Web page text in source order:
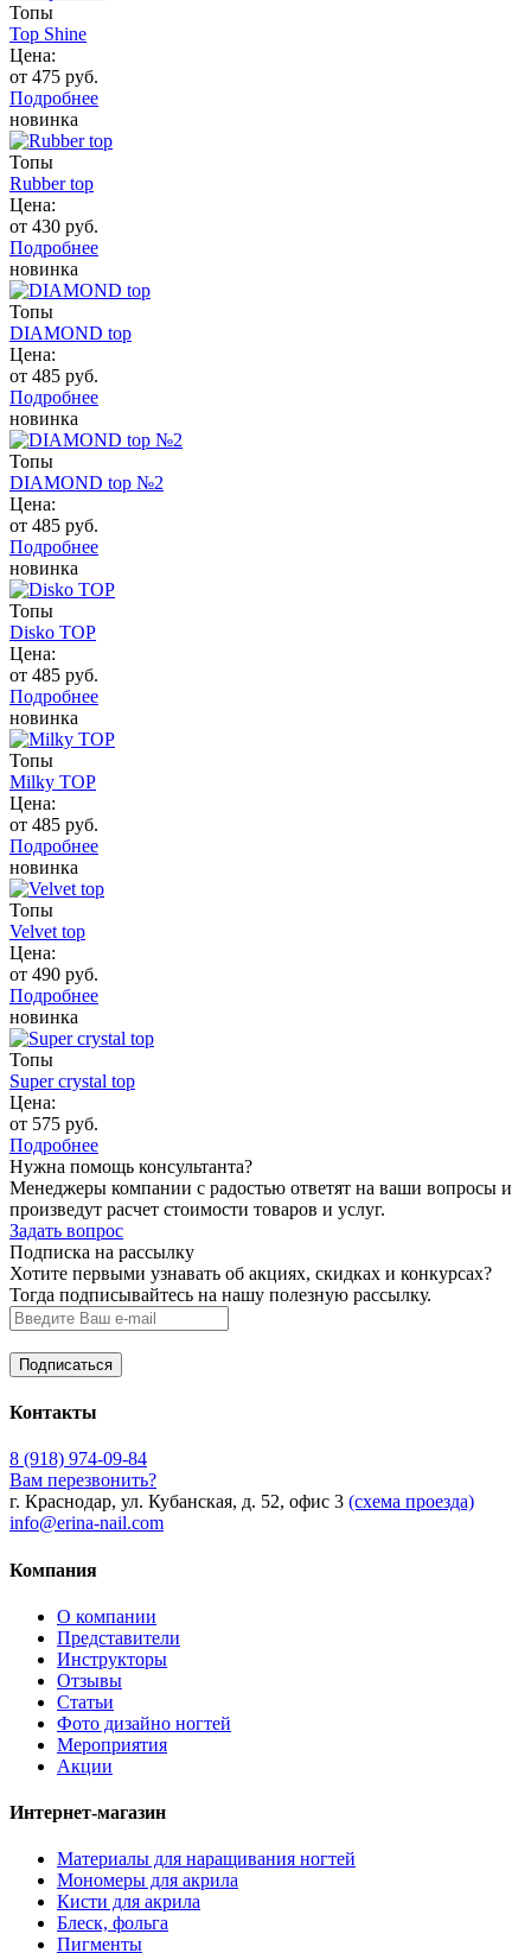
Топы
Top Shine
Цена:
от 475 руб.
Подробнее
новинка
Топы
Rubber top
Цена:
от 430 руб.
Подробнее
новинка
Топы
DIAMOND top
Цена:
от 485 руб.
Подробнее
новинка
Топы
DIAMOND top №2
Цена:
от 485 руб.
Подробнее
новинка
Топы
Disko TOP
Цена:
от 485 руб.
Подробнее
новинка
Топы
Milky TOP
Цена:
от 485 руб.
Подробнее
новинка
Топы
Velvet top
Цена:
от 490 руб.
Подробнее
новинка
Топы
Super crystal top
Цена:
от 575 руб.
Подробнее
Нужна помощь консультанта?
Менеджеры компании с радостью ответят на ваши вопросы и
произведут расчет стоимости товаров и услуг.
Задать вопрос
Подписка на рассылку
Хотите первыми узнавать об акциях, скидках и конкурсах?
Тогда подписывайтесь на нашу полезную рассылку.
Контакты
8 (918) 974-09-84
Вам перезвонить?
г. Краснодар, ул. Кубанская, д. 52, офис 3 (схема проезда)
info@erina-nail.com
Компания
О компании
Представители
Инструкторы
Отзывы
Статьи
Фото дизайно ногтей
Мероприятия
Акции
Интернет-магазин
Материалы для наращивания ногтей
Мономеры для акрила
Кисти для акрила
Блеск, фольга
Пигменты